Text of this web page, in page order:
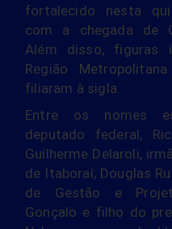
fortalecido nesta
com a chegada de
Além disso, figuras
Região
filiaram à sigla.
Entre os nomes
deputado federal,
Guilherme Delaroli,
de Itaboraí; Douglas
de Gestão e
Gonçalo e filho do